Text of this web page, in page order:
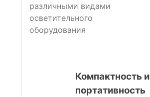
различными видами
осветительного
оборудования
Компактность и
портативность